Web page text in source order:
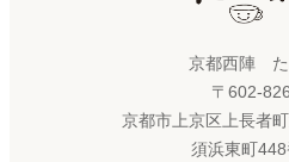
京都西陣 た
〒602-
京都市上京区上長者
須浜東町